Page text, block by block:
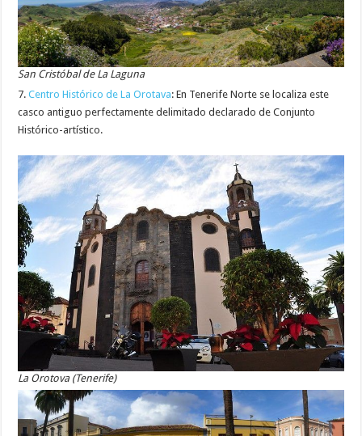
San Cristóbal de La Laguna
7.Centro Histórico de La Orotava: En Tenerife Norte se localiza este
casco antiguo perfectamente delimitado declarado de Conjunto
Histórico-artístico.
La Orotova (Tenerife)